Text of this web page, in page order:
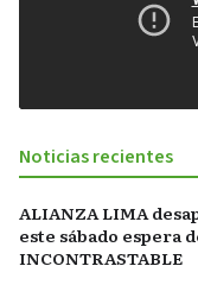
Noticias recientes
ALIANZA LIMA
este sábado espera
INCONTRASTABLE